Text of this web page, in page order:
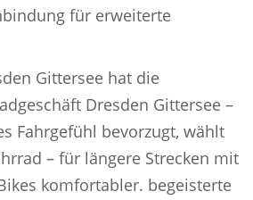
für erweiterte
Gittersee hat die
Dresden Gittersee –
Fahrgefühl bevorzugt, wählt
– für längere Strecken mit
komfortabler. begeisterte